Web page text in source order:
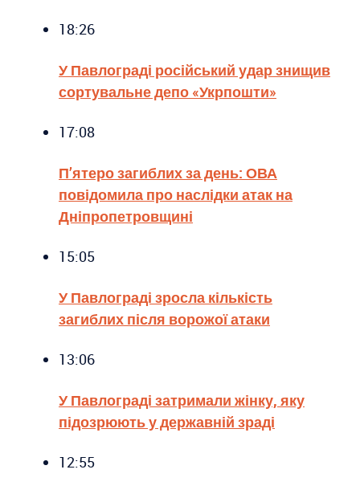
18:26
У Павлограді російський удар знищив
сортувальне депо «Укрпошти»
17:08
П’ятеро загиблих за день: ОВА
повідомила про наслідки атак на
Дніпропетровщині
15:05
У Павлограді зросла кількість
загиблих після ворожої атаки
13:06
У Павлограді затримали жінку, яку
підозрюють у державній зраді
12:55